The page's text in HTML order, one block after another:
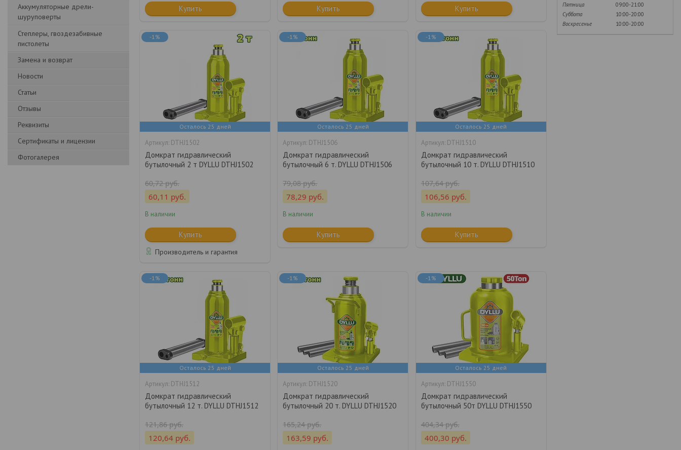
Аккумуляторные дрели-
шуруповерты
Степлеры, гвоздезабивные
пистолеты
Замена и возврат
Новости
Статьи
Отзывы
Реквизиты
Сертификаты и лицензии
Фотогалерея
Купить Купить Купить
-1%
Осталось 25 дней
DTHJ1502
Домкрат гидравлический
бутылочный 2 т DYLLU DTHJ1502
60,72руб.
60,11 руб.
В наличии
Купить
Производитель и гарантия
-1%
Осталось 25 дней
DTHJ1506
Домкрат гидравлический
бутылочный 6 т. DYLLU DTHJ1506
79,08руб.
78,29 руб.
В наличии
Купить
-1%
Осталось 25 дней
DTHJ1510
Домкрат гидравлический
бутылочный 10 т. DYLLU DTHJ1510
107,64руб.
106,56 руб.
В наличии
Купить
-1%
Осталось 25 дней
DTHJ1512
Домкрат гидравлический
бутылочный 12 т. DYLLU DTHJ1512
121,86руб.
120,64 руб.
-1%
Осталось 25 дней
DTHJ1520
Домкрат гидравлический
бутылочный 20 т. DYLLU DTHJ1520
165,24руб.
163,59 руб.
-1%
Осталось 25 дней
DTHJ1550
Домкрат гидравлический
бутылочный 50т DYLLU DTHJ1550
404,34руб.
400,30 руб.
Пятница
09:00-21:00
Суббота
10:00-20:00
Воскресенье
10:00-20:00